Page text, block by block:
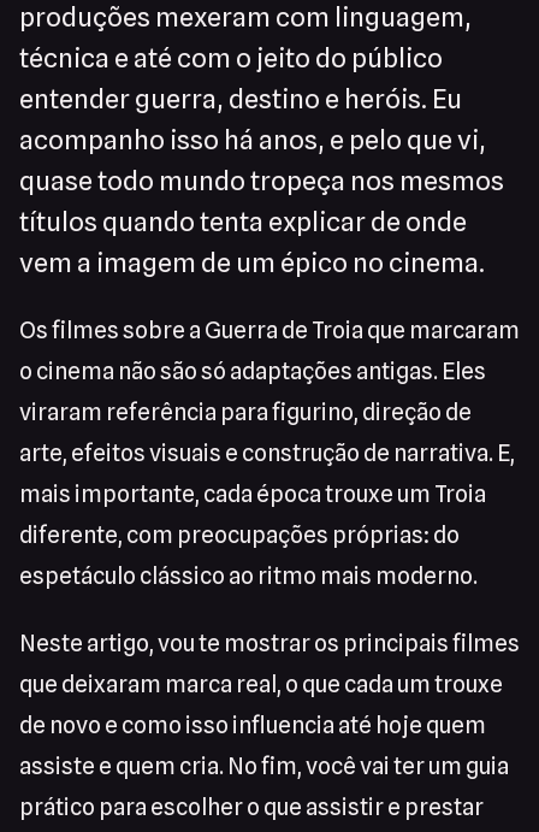
produções mexeram com linguagem,
técnica e até com o jeito do público
entender guerra, destino e heróis. Eu
acompanho isso há anos, e pelo que vi,
quase todo mundo tropeça nos mesmos
títulos quando tenta explicar de onde
vem a imagem de um épico no cinema.
Os filmes sobre a Guerra de Troia que marcaram
o cinema não são só adaptações antigas. Eles
viraram referência para figurino, direção de
arte, efeitos visuais e construção de narrativa. E,
mais importante, cada época trouxe um Troia
diferente, com preocupações próprias: do
espetáculo clássico ao ritmo mais moderno.
Neste artigo, vou te mostrar os principais filmes
que deixaram marca real, o que cada um trouxe
de novo e como isso influencia até hoje quem
assiste e quem cria. No fim, você vai ter um guia
prático para escolher o que assistir e prestar